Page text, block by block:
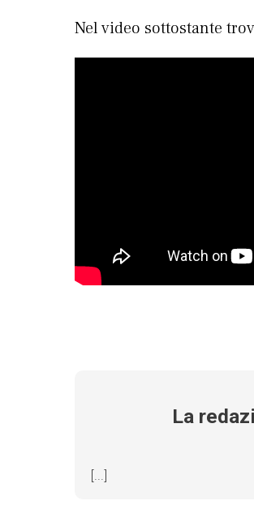
Nel video sottostante
La
[...]